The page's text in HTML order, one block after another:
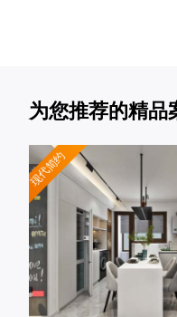
为您推荐的精品
现代简约